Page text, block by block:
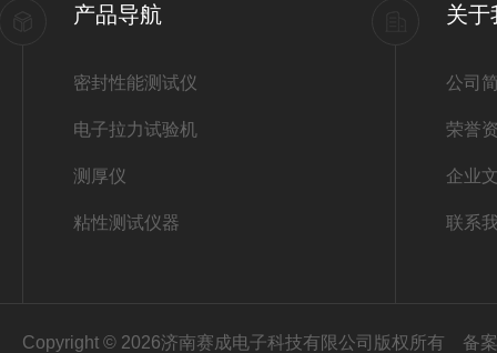
产品导航
密封性能测试仪
电子拉力试验机
测厚仪
粘性测试仪器
关于
公司
荣誉
企业
联系
Copyright © 2026济南赛成电子科技有限公司版权所有 备